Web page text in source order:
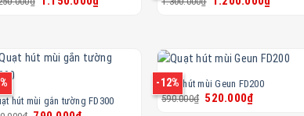
hút mùi gắn tường FD300
-12%
Quạt hút mùi Geun FD200
590.000₫ Giá
520.000₫Giá